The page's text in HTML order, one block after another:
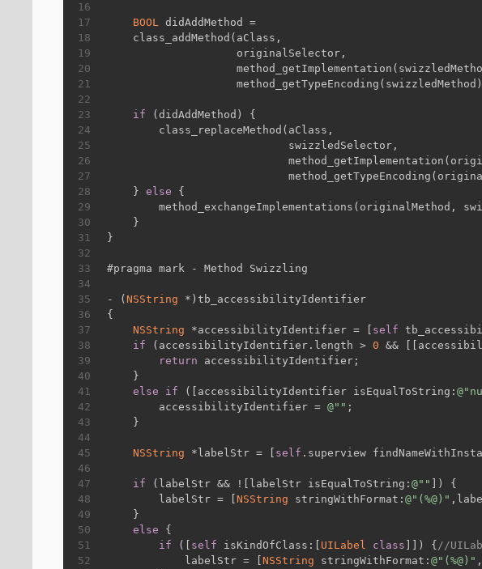
16
17
18
19
20
21
22
23
24
25
26
27
28
29
30
31
32
33
34
35
36
37
38
39
40
41
42
43
44
45
46
47
48
49
50
51
52
BOOL didAddMethod =
    class_addMethod(aClass,
                    originalSelector,
if (didAddMethod) {
        class_replaceMethod(aClass,
                            swizzledSelector,
    }
else {
method_exchangeImplementations(originalMethod,
    }
}
#pragma mark - Method Swizzling
- ( NSString *)tb_accessibilityIdentifier
{
NSString *accessibilityIdentifier = [ self
if (accessibilityIdentifier.length > 0 &&
return accessibilityIdentifier;
    }
else
if ([accessibilityIdentifier isEqualToString:
        accessibilityIdentifier =
@"" ;
    }
NSString *labelStr = [ self .superview
if (labelStr && ![labelStr isEqualToString: @""
]) {
        labelStr = [
NSString stringWithFormat: @"(%@)"
    }
else {
if ([ self isKindOfClass:[ UILabel class ]]) { //
            labelStr = [
NSString stringWithFormat: @"(%@)"